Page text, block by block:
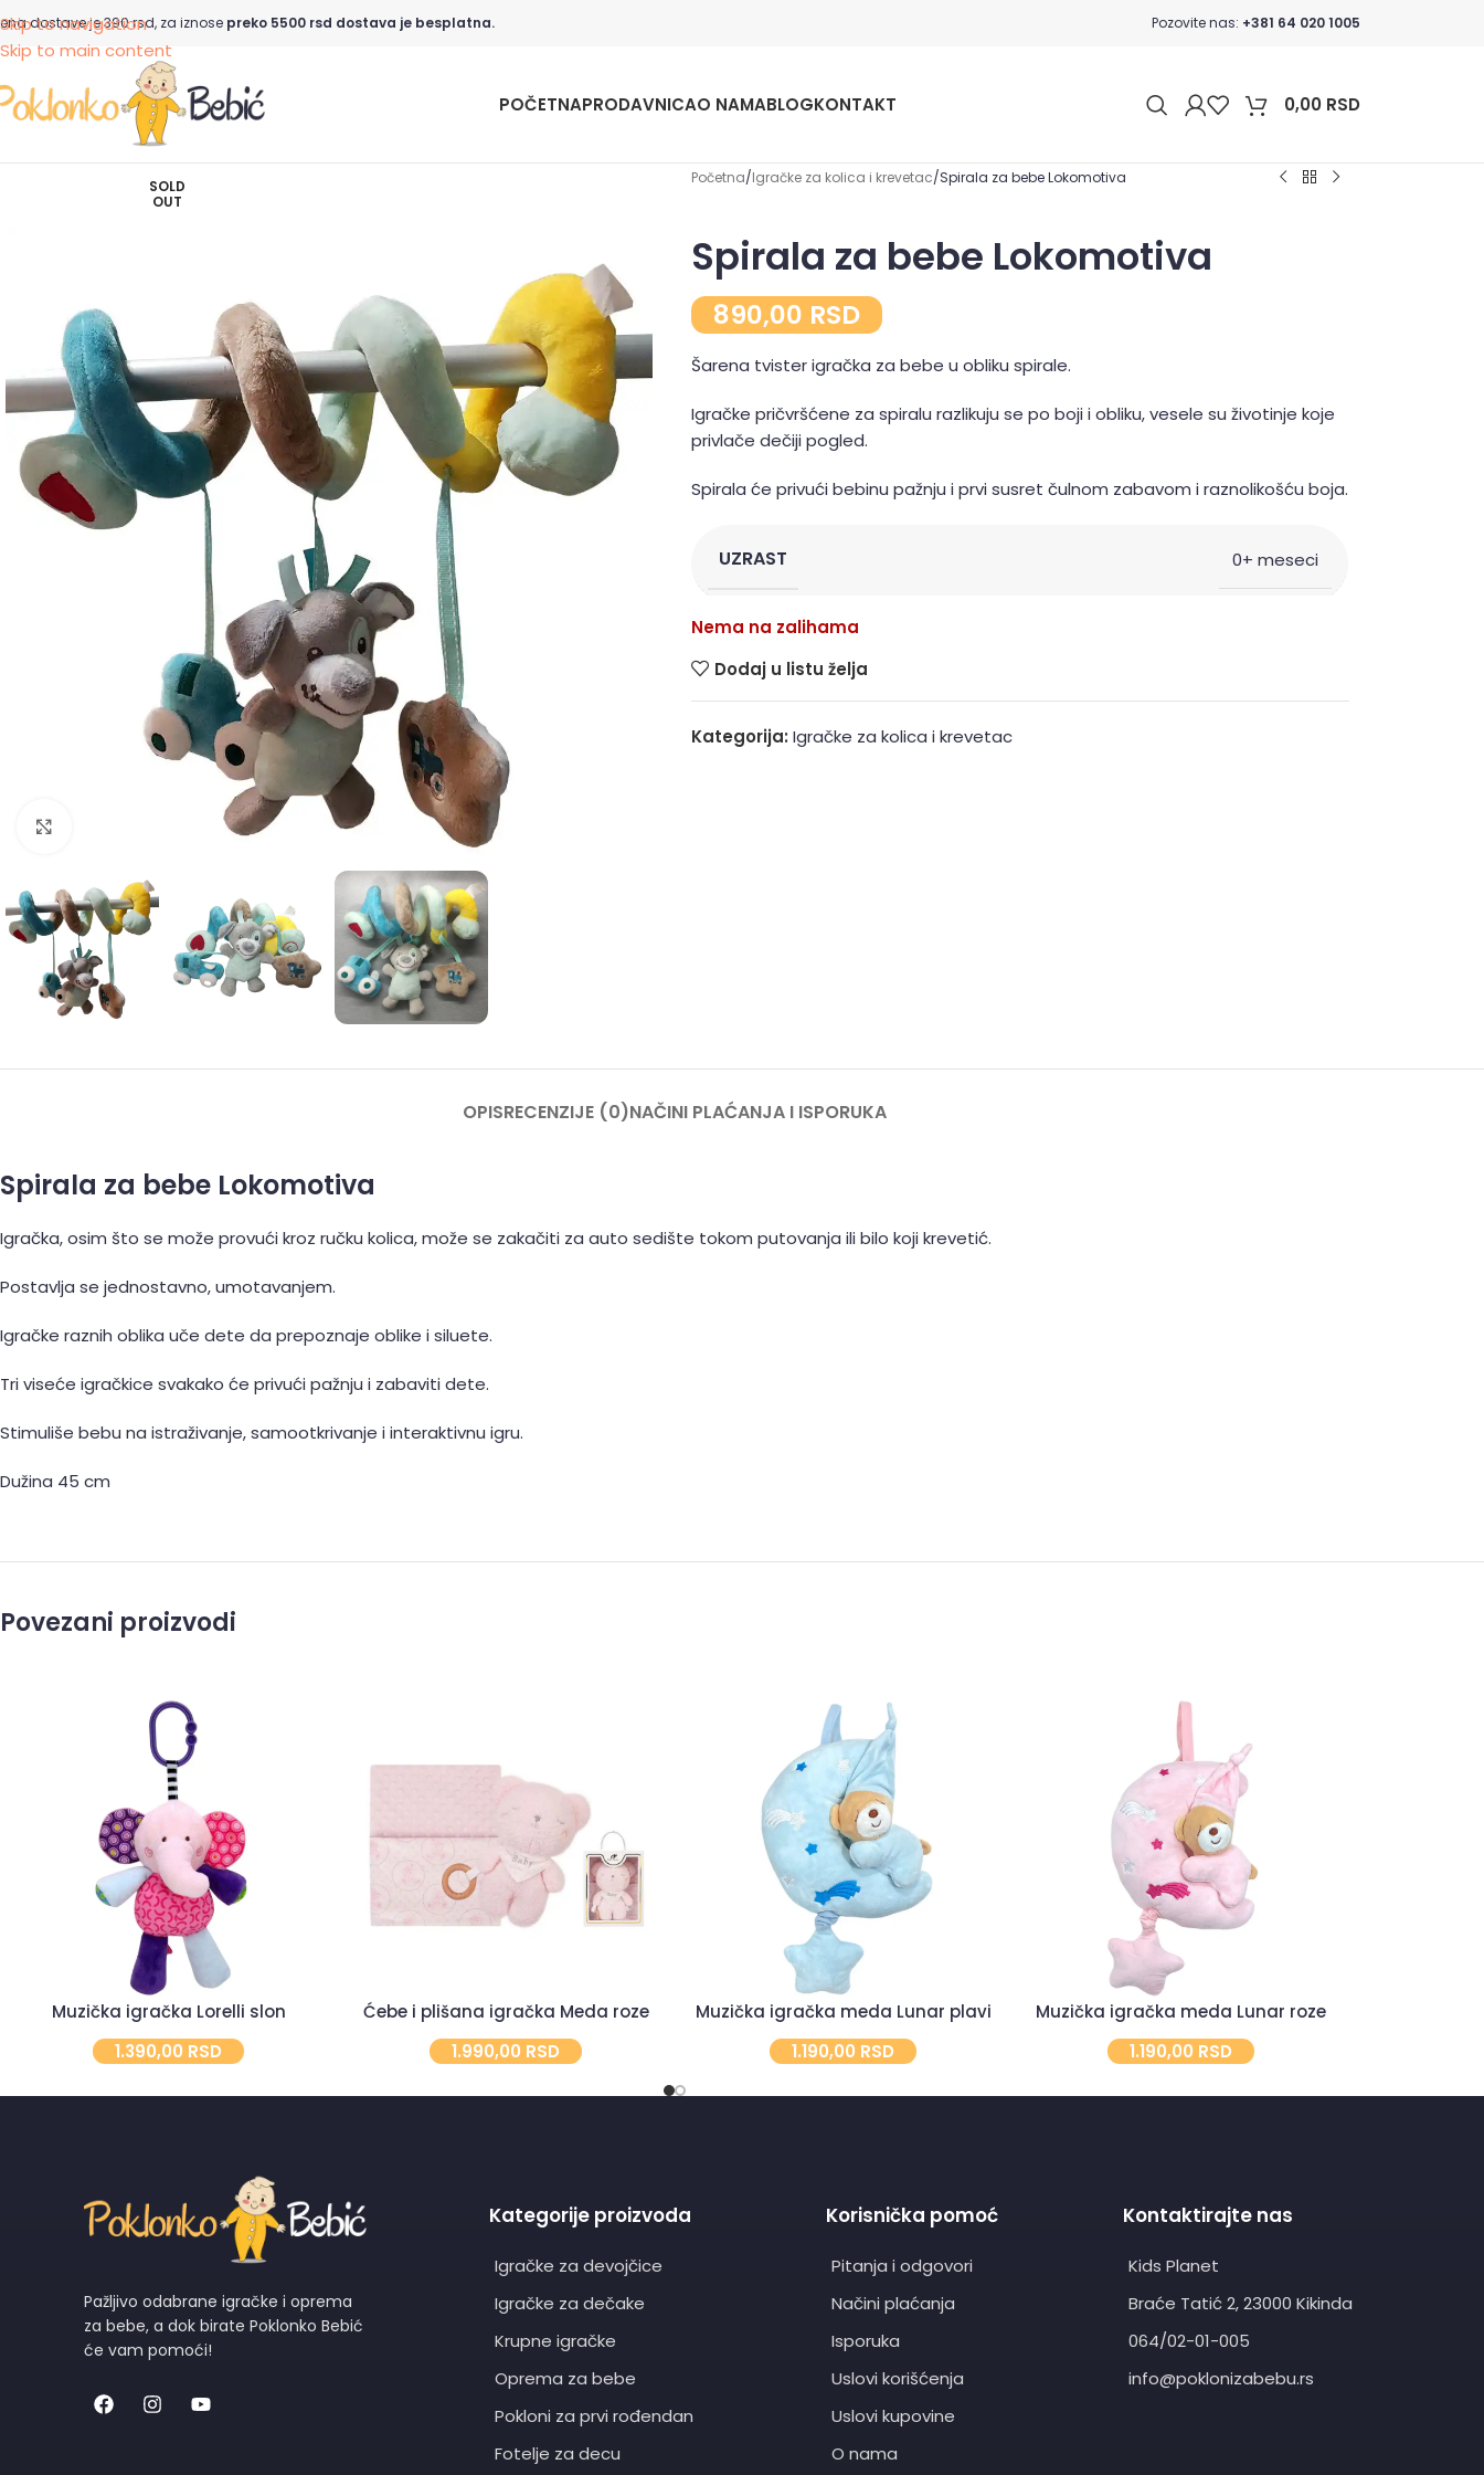
Skip to navigation
Skip to main content
dostave je 390 rsd, za iznose preko 5500 rsd dostava je besplatna. Pozovite nas: +381 64 020 1005
POČETNAPRODAVNICAO NAMABLOGKONTAKT 0,00 RSD
SOLD
OUT
Početna Igračke za kolica i krevetac Spirala za bebe Lokomotiva
Spirala za bebe Lokomotiva
890,00 RSD
Šarena tvister igračka za bebe u obliku spirale.
Igračke pričvršćene za spiralu razlikuju se po boji i obliku, vesele su životinje koje
privlače dečiji pogled.
Spirala će privući bebinu pažnju i prvi susret čulnom zabavom i raznolikošću boja.
UZRAST 0+ meseci
Nema na zalihama
Dodaj u listu želja
Kategorija: Igračke za kolica i krevetac
OPISRECENZIJE (0)NAČINI PLAĆANJA I ISPORUKA
Spirala za bebe Lokomotiva
Igračka, osim što se može provući kroz ručku kolica, može se zakačiti za auto sedište tokom putovanja ili bilo koji krevetić.
Postavlja se jednostavno, umotavanjem.
Igračke raznih oblika uče dete da prepoznaje oblike i siluete.
Tri viseće igračkice svakako će privući pažnju i zabaviti dete.
Stimuliše bebu na istraživanje, samootkrivanje i interaktivnu igru.
Dužina 45 cm
Povezani proizvodi
Muzička igračka Lorelli slon
1.390,00 RSD
Ćebe i plišana igračka Meda roze
1.990,00 RSD
Muzička igračka meda Lunar plavi
1.190,00 RSD
Muzička igračka meda Lunar roze
1.190,00 RSD
Pažljivo odabrane igračke i oprema
za bebe, a dok birate Poklonko Bebić
će vam pomoći!
Kategorije proizvoda
Igračke za devojčice
Igračke za dečake
Krupne igračke
Oprema za bebe
Pokloni za prvi rođendan
Fotelje za decu
Korisnička pomoć
Pitanja i odgovori
Načini plaćanja
Isporuka
Uslovi korišćenja
Uslovi kupovine
O nama
Kontaktirajte nas
Kids Planet
Braće Tatić 2, 23000 Kikinda
064/02-01-005
info@poklonizabebu.rs